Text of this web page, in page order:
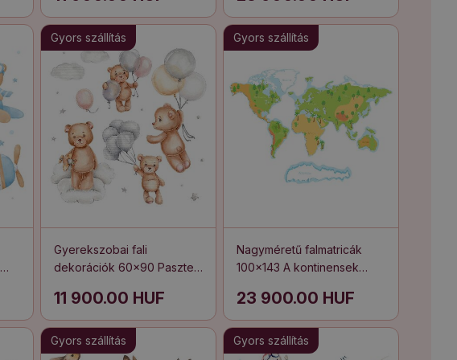
Gyors szállítás
Gyerekszobai fali
dekorációk 60x90 Pasztell
felhőkben
11 900.00 HUF
Gyors szállítás
Nagyméretű falmatricák
100x143 A kontinensek
23 900.00 HUF
Gyors szállítás Gyors szállítás